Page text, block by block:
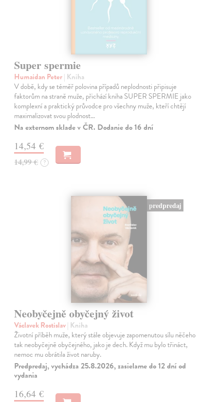
Super spermie
Humaidan Peter| Kniha
V době, kdy se téměř polovina případů neplodnosti připisuje
faktorům na straně muže, přichází kniha SUPER SPERMIE jako
komplexní a praktický průvodce pro všechny muže, kteří chtějí
maximalizovat svou plodnost…
Na externom sklade v ČR. Dodanie do 16 dní
14,54 €
14,99 € ?
predpredaj
Neobyčejně obyčejný život
Václavek Rostislav| Kniha
Životní příběh muže, který stále objevuje zapomenutou sílu něčeho
tak neobyčejně obyčejného, jako je dech. Když mu bylo třináct,
nemoc mu obrátila život naruby.
Predpredaj, vychádza 25.8.2026, zasielame do 12 dní od
vydania
16,64 €